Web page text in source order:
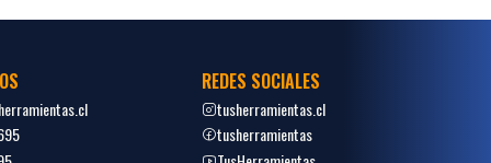
REDES SOCIALES
tusherramientas.cl
tusherramientas